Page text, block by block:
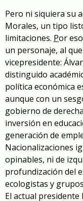
Pero ni siquiera su
Morales, un tipo
limitaciones. Por
un personaje, al
vicepresidente:
distinguido
política económica
aunque con un
gobierno de
inversión en
generación de
Nacionalizaciones
opinables, ni de
profundización del
ecologistas y
El actual presidente